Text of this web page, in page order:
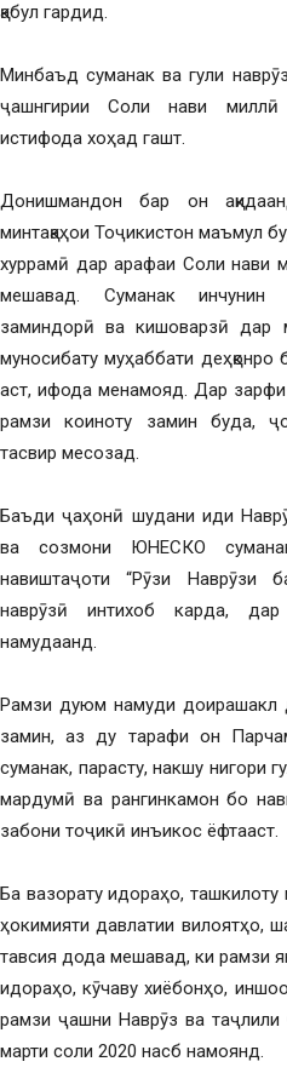
қабул гардид.
Минбаъд суманак ва гули
ҷашнгирии Соли нави миллӣ
истифода хоҳад гашт.
Донишмандон бар он
минтақаҳои Тоҷикистон маъмул
хуррамӣ дар арафаи Соли нави
мешавад. Суманак инчунин
заминдорӣ ва кишоварзӣ дар
муносибату муҳаббати деҳқонро
аст, ифода менамояд. Дар
рамзи коиноту замин буда,
тасвир месозад.
Баъди ҷаҳонӣ шудани иди
ва созмони ЮНЕСКО
навиштаҷоти “Рӯзи Наврӯзи
наврӯзӣ интихоб карда,
намудаанд.
Рамзи дуюм намуди доирашакл
замин, аз ду тарафи он
суманак, парасту, накшу нигори
мардумӣ ва рангинкамон бо
забони тоҷикӣ инъикос ёфтааст.
Ба вазорату идораҳо, ташкилоту
ҳокимияти давлатии вилоятҳо,
тавсия дода мешавад, ки рамзи
идораҳо, кӯчаву хиёбонҳо,
рамзи ҷашни Наврӯз ва
марти соли 2020 насб намоянд.